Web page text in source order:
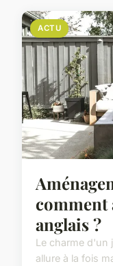
ACTU
comment
anglais ?
Le charme d'un
allure à la fois